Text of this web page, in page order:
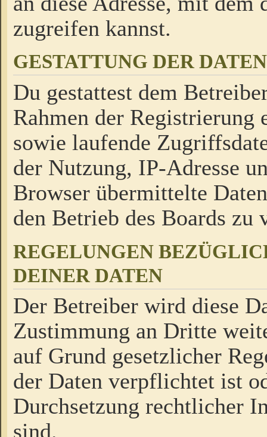
zugreifen kannst.
GESTATTUNG DER
Du gestattest dem
Rahmen der Registrierung
sowie laufende
der Nutzung, IP-Adresse
Browser übermittelte
den Betrieb des Boards zu
REGELUNGEN
DEINER DATEN
Der Betreiber wird diese
Zustimmung an Dritte
auf Grund gesetzlicher
der Daten verpflichtet ist
Durchsetzung rechtlicher
sind.